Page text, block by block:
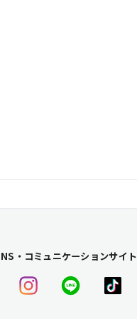
・コミュニケーションサイト